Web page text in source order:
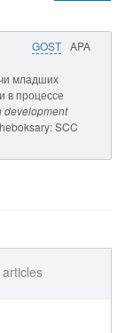
GOST APA
младших
в процессе
development
SCC